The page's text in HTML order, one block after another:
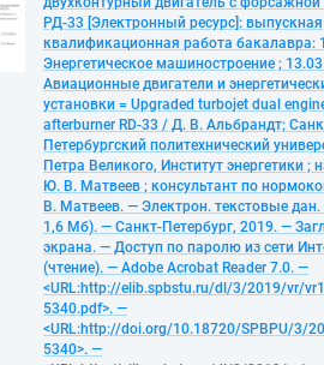
РД-33 [Электронный ресурс]: выпускная
квалификационная работа бакалавра:
Энергетическое машиностроение ;
Авиационные двигатели и
установки = Upgraded turbojet dual
afterburner RD-33 / Д. В. Альбрандт;
Петербургский политехнический
Петра Великого, Институт энергетики ;
Ю. В. Матвеев ; консультант по
В. Матвеев. — Электрон. текстовые
1,6 Мб). — Санкт-Петербург, 2019. —
экрана. — Доступ по паролю из сети
(чтение). — Adobe Acrobat Reader 7.0. —
<URL:http://elib.spbstu.ru/dl/3/2019/vr/
5340.pdf>. —
<URL:http://doi.org/10.18720/SPBPU/3/
5340>. —